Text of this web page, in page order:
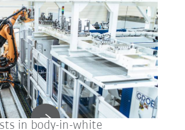
in body-in-white